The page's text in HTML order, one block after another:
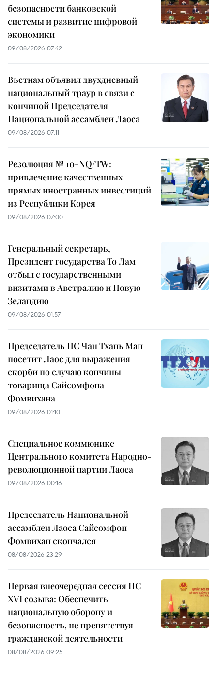
безопасности банковской
системы и развитие цифровой
экономики
09/08/2026 07:42
Вьетнам объявил двухдневный
национальный траур в связи с
кончиной Председателя
Национальной ассамблеи Лаоса
09/08/2026 07:11
Резолюция № 10-NQ/TW:
привлечение качественных
прямых иностранных инвестиций
из Республики Корея
09/08/2026 07:00
Генеральный секретарь,
Президент государства То Лам
отбыл с государственными
визитами в Австралию и Новую
Зеландию
09/08/2026 01:57
Председатель НС Чан Тхань Ман
посетит Лаос для выражения
скорби по случаю кончины
товарища Сайсомфона
Фомвихана
09/08/2026 01:10
Специальное коммюнике
Центрального комитета Народно-
революционной партии Лаоса
09/08/2026 00:16
Председатель Национальной
ассамблеи Лаоса Сайсомфон
Фомвихан скончался
08/08/2026 23:29
Первая внеочередная сессия НС
XVI созыва: Обеспечить
национальную оборону и
безопасность, не препятствуя
гражданской деятельности
08/08/2026 09:25